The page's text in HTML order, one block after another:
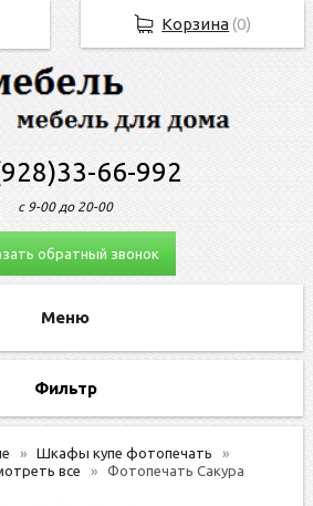
66-992
с 9-00 до 20-00
обратный звонок
Фильтр
Шкафы купе фотопечать
все
Фотопечать Сакура
Корзина(0)